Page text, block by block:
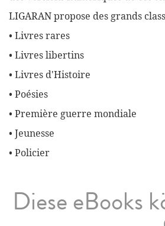
LIGARAN propose des grands
• Livres rares
• Livres libertins
• Livres d'Histoire
• Poésies
• Première guerre mondiale
• Jeunesse
• Policier
Diese eBooks